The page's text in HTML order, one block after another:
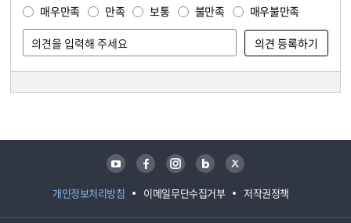
매우만족 만족 보통 불만족 매우불만족
개인정보처리방침 이메일무단수집거부 저작권정책
유튜브 페이스북 인스타그램 블로그 트위터